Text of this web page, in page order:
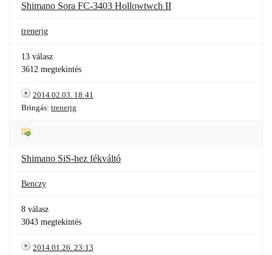
Shimano Sora FC-3403 Hollowtwch II
trenerjg
13 válasz
3612 megtekintés
2014.02.03. 18:41
Bringás: trenerjg
Shimano SiS-hez fékváltó
Benczy
8 válasz
3043 megtekintés
2014.01.26. 23:13